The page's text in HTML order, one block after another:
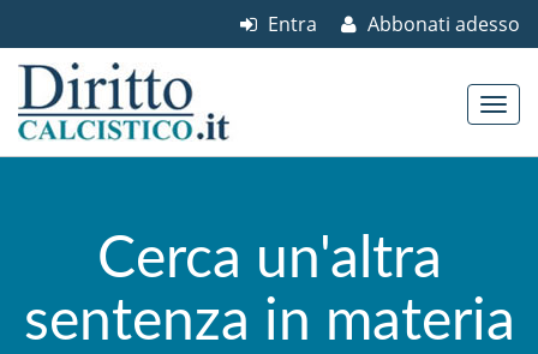
Abbonati adesso
Entra
Cerca un'altra
sentenza in materia